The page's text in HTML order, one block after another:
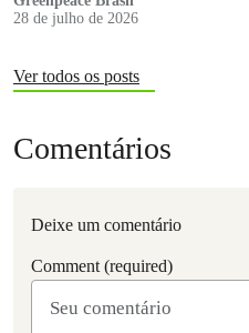
28 de julho de 2026
Ver todos os posts
Comentários
Deixe um comentário
Comment (required)